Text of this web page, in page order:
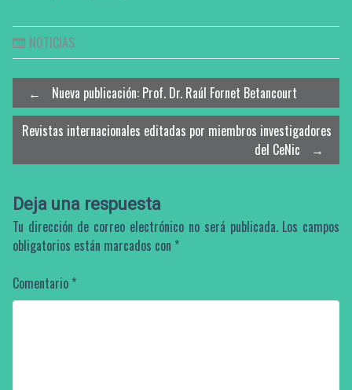
NOTICIAS
Post
navigation
←
Nueva publicación: Prof. Dr. Raúl Fornet Betancourt
Revistas internacionales editadas por miembros investigadores
del CeNic
→
Deja una respuesta
Tu dirección de correo electrónico no será publicada. Los campos
obligatorios están marcados con *
Comentario *